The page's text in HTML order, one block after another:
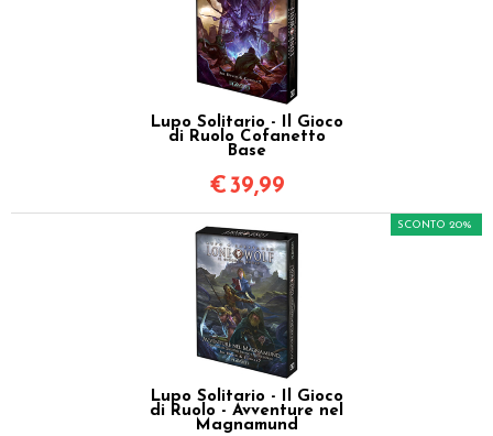
Lupo Solitario - Il Gioco
di Ruolo Cofanetto
Base
€39,99
Lupo Solitario - Il Gioco
di Ruolo - Avventure nel
Magnamund
SCONTO 20%